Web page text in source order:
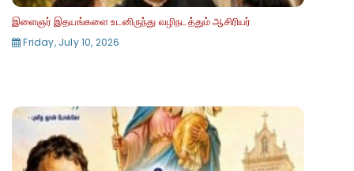
இளைஞர் இதயங்களை உடனிருந்து வழிநடத்தும் ஆசிரியர்
Friday, July 10, 2026